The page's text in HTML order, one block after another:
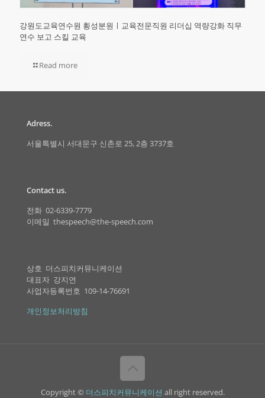
강원도교육연수원 횡성분원ㅣ교육전문직원 리더십 역량강화 직무
연수 보고 스킬 교육
Read more
Adress.
서울특별시 서대문구 신촌로 25, 2층 3737호
Contact us.
전화 02-6339-7779
이메일 thespeech@the-speech.com
상호 더스피치커뮤니케이션
대표자 강지연
사업자등록번호 109-14-76691
개인정보처리방침
Copyright © 더스피치커뮤니케이션 all right reserved.